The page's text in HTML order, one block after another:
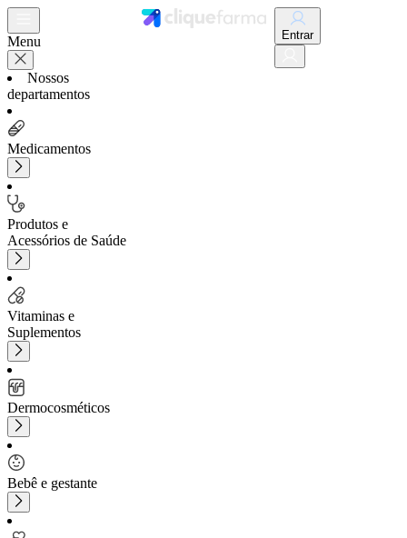
Menu
Nossos
departamentos
Medicamentos
Produtos e
Acessórios de Saúde
Vitaminas e
Suplementos
Dermocosméticos
Bebê e gestante
Entrar